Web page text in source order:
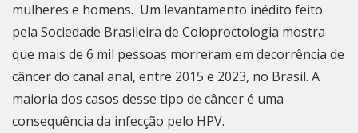
mulheres e homens. Um levantamento inédito feito
pela Sociedade Brasileira de Coloproctologia mostra
que mais de 6 mil pessoas morreram em decorrência de
câncer do canal anal, entre 2015 e 2023, no Brasil. A
maioria dos casos desse tipo de câncer é uma
consequência da infecção pelo HPV.